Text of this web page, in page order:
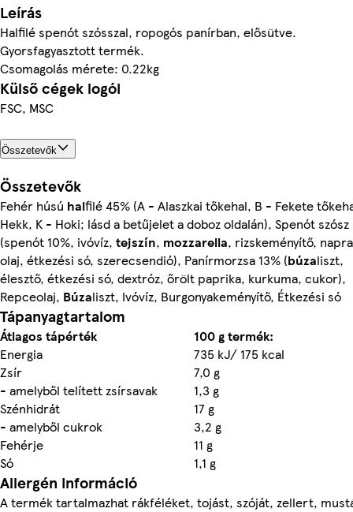
Leírás
Halfilé spenót szósszal, ropogós panírban, elősütve.
Gyorsfagyasztott termék.
Csomagolás mérete: 0.22kg
Külső cégek logói
FSC, MSC
Összetevők
Összetevők
Fehér húsú halfilé 45% (A - Alaszkai tőkehal, B - Fekete
Hekk, K - Hoki; lásd a betűjelet a doboz oldalán), Spenót szósz
(spenót 10%, ivóvíz, tejszín, mozzarella, rizskeményítő,
olaj, étkezési só, szerecsendió), Panírmorzsa 13% (búzaliszt,
élesztő, étkezési só, dextróz, őrölt paprika, kurkuma, cukor),
Repceolaj, Búzaliszt, Ivóvíz, Burgonyakeményítő, Étkezési só
Tápanyagtartalom
Átlagos tápérték
100 g termék:
Energia
735 kJ/ 175 kcal
Zsír
7,0 g
- amelyből telített zsírsavak
1,3 g
Szénhidrát
17 g
- amelyből cukrok
3,2 g
Fehérje
11 g
Só
1,1 g
Allergén információ
A termék tartalmazhat rákféléket, tojást, szóját, zellert,